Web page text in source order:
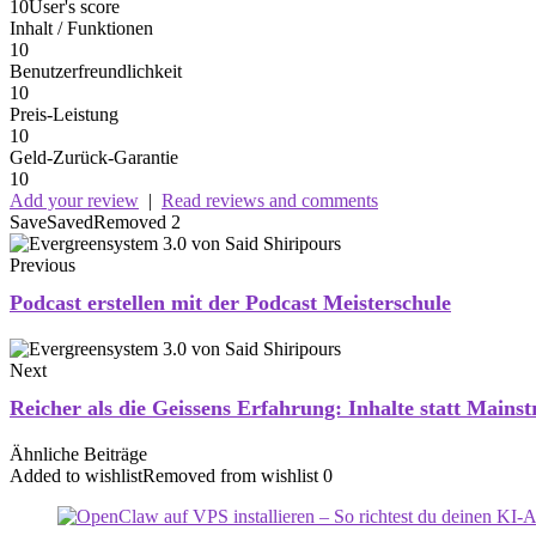
10User's score
Inhalt / Funktionen
10
Benutzerfreundlichkeit
10
Preis-Leistung
10
Geld-Zurück-Garantie
10
Add your review | Read reviews and comments
SaveSavedRemoved 2
Previous
Podcast erstellen mit der Podcast Meisterschule
Next
Reicher als die Geissens Erfahrung: Inhalte statt
Ähnliche Beiträge
Added to wishlistRemoved from wishlist 0